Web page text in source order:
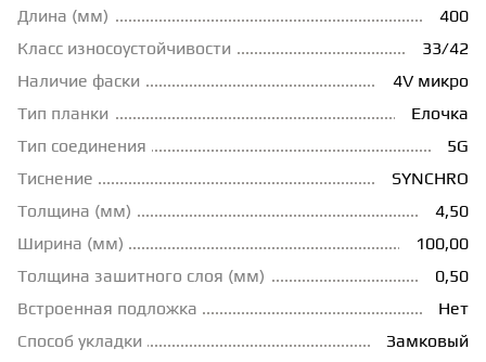
НАЛИВНОЙ ПОЛ
ТЕПЛЫЙ ПОЛ
ТЕРМОПАРКЕТ
Длина (мм)
400
Класс износоустойчивости
33/42
Наличие фаски
4V микро
Тип планки
Елочка
Тип соединения
5G
Тиснение
SYNCHRO
Толщина (мм)
4,50
Ширина (мм)
100,00
Толщина зашитного слоя (мм)
0,50
Встроенная подложка
Нет
Способ укладки
Замковый